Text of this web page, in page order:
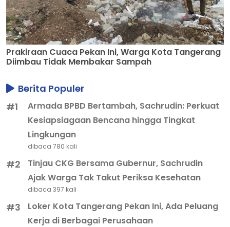
Prakiraan Cuaca Pekan Ini, Warga Kota Tangerang
Diimbau Tidak Membakar Sampah
Berita Populer
#1
Armada BPBD Bertambah, Sachrudin: Perkuat
Kesiapsiagaan Bencana hingga Tingkat
Lingkungan
dibaca 780 kali
#2
Tinjau CKG Bersama Gubernur, Sachrudin
Ajak Warga Tak Takut Periksa Kesehatan
dibaca 397 kali
#3
Loker Kota Tangerang Pekan Ini, Ada Peluang
Kerja di Berbagai Perusahaan